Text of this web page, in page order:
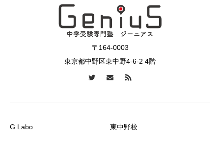
〒164-0003
東京都中野区東中野4-6-2 4階
G Labo 東中野校